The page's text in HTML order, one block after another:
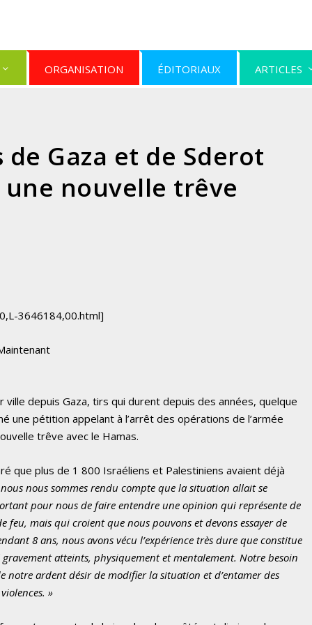
ORGANISATION ÉDITORIAUX ARTICLES
Gaza et de Sderot
nouvelle trêve
3646184,00.html]
depuis Gaza, tirs qui durent depuis des années, quelque
une pétition appelant à l’arrêt des opérations de l’armée
trêve avec le Hamas.
que plus de 1 800 Israéliens et Palestiniens avaient déjà
nous sommes rendu compte que la situation allait se
pour nous de faire entendre une opinion qui représente de
mais qui croient que nous pouvons et devons essayer de
8 ans, nous avons vécu l’expérience très dure que constitue
atteints, physiquement et mentalement. Notre besoin
notre ardent désir de modifier la situation et d’entamer des
»